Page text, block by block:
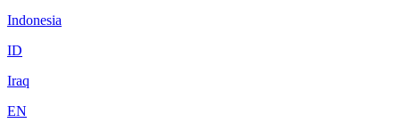
Indonesia
ID
Iraq
EN